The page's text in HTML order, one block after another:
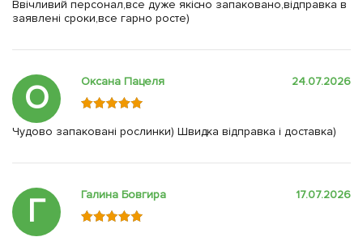
Ввічливий персонал,все дуже якісно запаковано,відправка в
заявлені сроки,все гарно росте)
О Оксана Пацеля 24.07.2026
Чудово запаковані рослинки) Швидка відправка і доставка)
Г Галина Бовгира 17.07.2026